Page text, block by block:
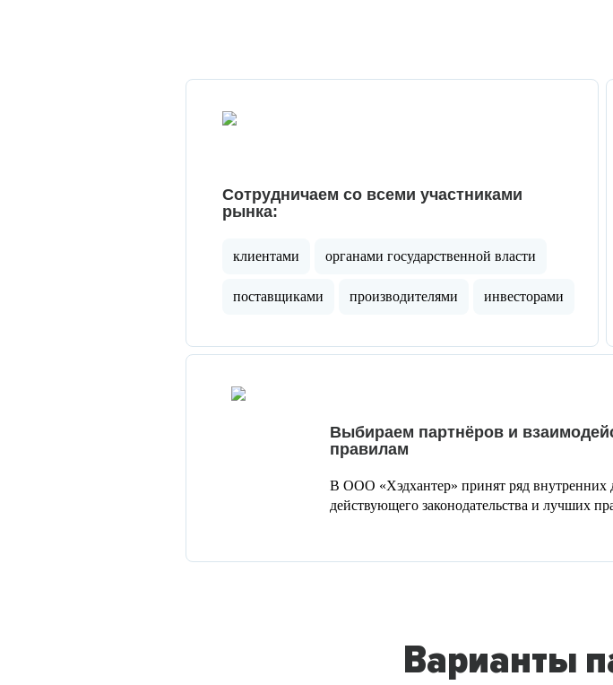
Сотрудничаем со всеми участниками
рынка:
клиентами органами государственной власти
поставщиками производителями инвесторами
Выбираем партнёров и
правилам
В ООО «Хэдхантер» принят ряд внутренних
действующего законодательства и лучших
Варианты